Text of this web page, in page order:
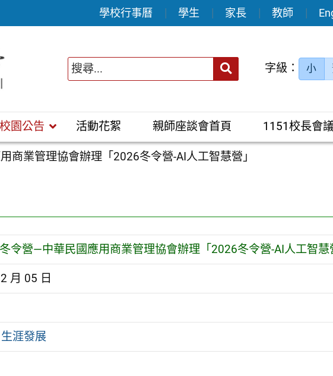
學校行事曆 學生 家長 教師
送出 字級： 小
校園公告 活動花絮 親師座談會首頁 1151校長會
商業管理協會辦理「2026冬令營-AI人工智慧營」
令營—中華民國應用商業管理協會辦理「2026冬令營-AI人工智慧
月 05 日
生涯發展